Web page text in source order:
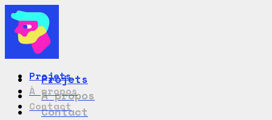
Projets
À propos
Contact
Projets
À propos
Contact